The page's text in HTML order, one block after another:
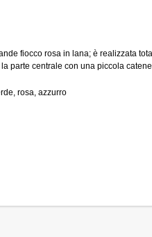
fiocco rosa in lana; è realizzata
parte centrale con una piccola
rosa, azzurro